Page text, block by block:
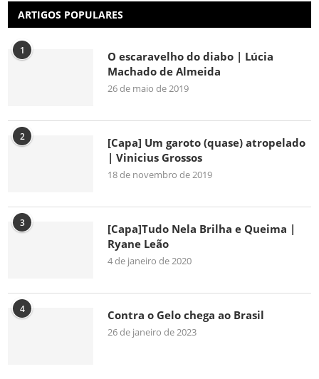
ARTIGOS POPULARES
1
O escaravelho do diabo | Lúcia
Machado de Almeida
26 de maio de 2019
2
[Capa] Um garoto (quase) atropelado
| Vinicius Grossos
18 de novembro de 2019
3
[Capa]Tudo Nela Brilha e Queima |
Ryane Leão
4 de janeiro de 2020
4 Contra o Gelo chega ao Brasil
26 de janeiro de 2023